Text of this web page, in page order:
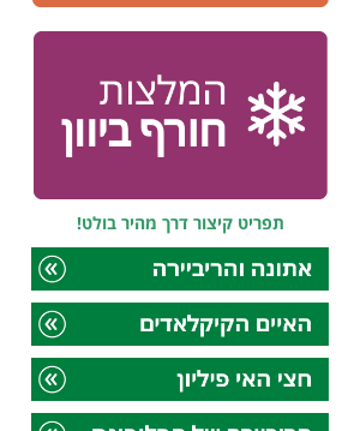
תפריט קיצור דרך מהיר בולט!